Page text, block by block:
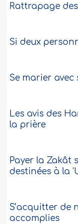
Rattrapage
Si deux
Se marier avec
Les avis des
la prière
Payer la Zakât
destinées à la
S’acquitter de
accomplies